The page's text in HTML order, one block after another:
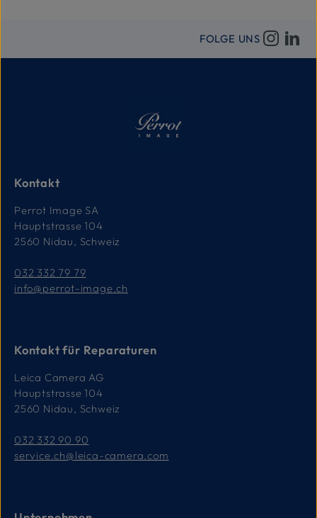
FOLGE UNS
Kontakt
Perrot Image SA
Hauptstrasse 104
2560 Nidau, Schweiz
032 332 79 79
info@perrot-image.ch
Kontakt für Reparaturen
Leica Camera AG
Hauptstrasse 104
2560 Nidau, Schweiz
032 332 90 90
service.ch@leica-camera.com